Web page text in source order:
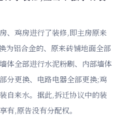
、鸡房进行了装修,即主房原来
为铝合金的、原来砖铺地面全部
体全部进行水泥粉刷、内部墙体
分更换、电路电器全部更换;鸡
自来水。据此,拆迁协议中的装
有,原告没有分配权。